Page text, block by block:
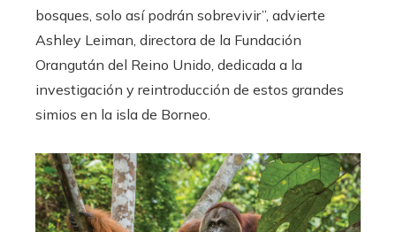
bosques, solo así podrán sobrevivir”, advierte
Ashley Leiman, directora de la Fundación
Orangután del Reino Unido, dedicada a la
investigación y reintroducción de estos grandes
simios en la isla de Borneo.